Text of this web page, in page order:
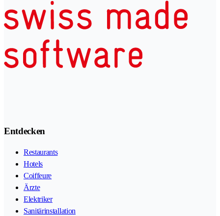
Entdecken
Restaurants
Hotels
Coiffeure
Ärzte
Elektriker
Sanitärinstallation